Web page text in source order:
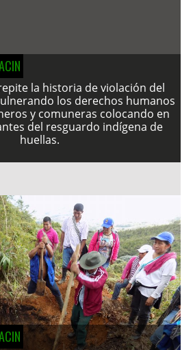
la historia de violación del
los derechos humanos
y comuneras colocando en
del resguardo indígena de
huellas.